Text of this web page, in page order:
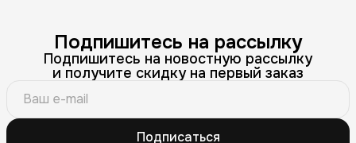
Подпишитесь на рассылку
Подпишитесь на новостную рассылку
и получите скидку на первый заказ
Подписаться